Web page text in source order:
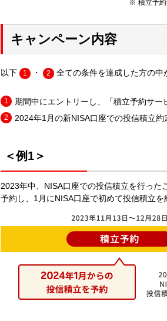
積立予
キャンペーン内容
以下 1 ・ 2 全ての条件を達成した方の
期間中にエントリーし、「積立予約サ
2024年1月の新NISA口座での投信積立
＜例1＞
2023年中、NISA口座での投信積立を行っ
予約し、1月にNISA口座で初めて投信積立を